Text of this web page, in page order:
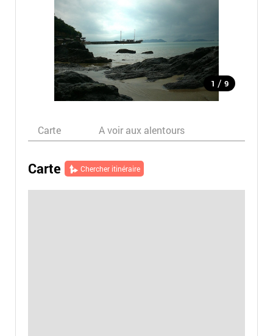
1 / 9
Carte A voir aux alentours
Carte Chercher itinéraire